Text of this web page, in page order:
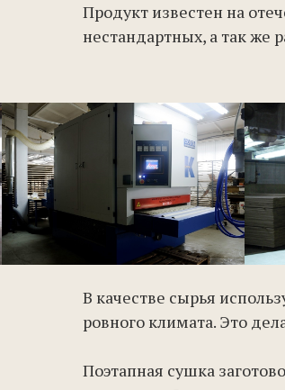
Продукт известен на
нестандартных, а так же
В качестве сырья
ровного климата. Это
Поэтапная сушка